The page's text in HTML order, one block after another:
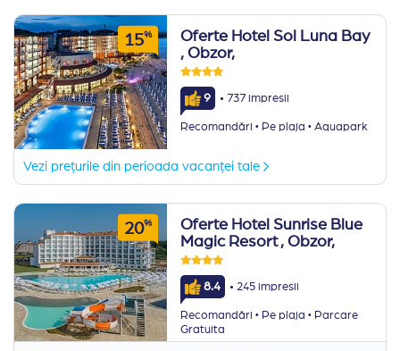
15%
Oferte Hotel Sol Luna Bay
, Obzor,
9 · 737 impresii
Recomandări ·Pe plaja ·Aquapark
Vezi prețurile din perioada vacanței tale
20%
Oferte Hotel Sunrise Blue
Magic Resort , Obzor,
8.4 · 245 impresii
Recomandări ·Pe plaja ·Parcare
Gratuita